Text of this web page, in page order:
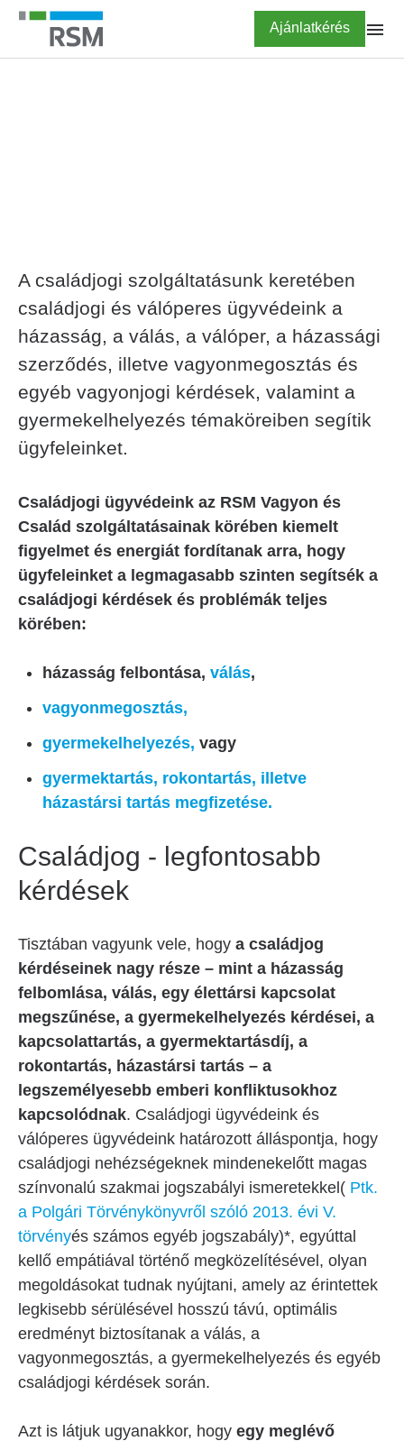
Ugrás
tartalomra
Highlighted
Ajánlatkérés
A családjogi szolgáltatásunk keretében
családjogi és válóperes ügyvédeink a
házasság, a válás, a válóper, a házassági
szerződés, illetve vagyonmegosztás és
egyéb vagyonjogi kérdések, valamint a
gyermekelhelyezés témaköreiben segítik
ügyfeleinket.
Családjogi ügyvédeink az RSM Vagyon és
Család szolgáltatásainak körében kiemelt
figyelmet és energiát fordítanak arra, hogy
ügyfeleinket a legmagasabb szinten segítsék a
családjogi kérdések és problémák teljes
körében:
házasság felbontása, válás,
vagyonmegosztás,
gyermekelhelyezés, vagy
gyermektartás, rokontartás, illetve
házastársi tartás megfizetése.
Családjog - legfontosabb
kérdések
Tisztában vagyunk vele, hogy a családjog
kérdéseinek nagy része – mint a házasság
felbomlása, válás, egy élettársi kapcsolat
megszűnése, a gyermekelhelyezés kérdései, a
kapcsolattartás, a gyermektartásdíj, a
rokontartás, házastársi tartás – a
legszemélyesebb emberi konfliktusokhoz
kapcsolódnak. Családjogi ügyvédeink és
válóperes ügyvédeink határozott álláspontja, hogy
családjogi nehézségeknek mindenekelőtt magas
színvonalú szakmai jogszabályi ismeretekkel( Ptk.
a Polgári Törvénykönyvről szóló 2013. évi V.
törvényés számos egyéb jogszabály)*, egyúttal
kellő empátiával történő megközelítésével, olyan
megoldásokat tudnak nyújtani, amely az érintettek
legkisebb sérülésével hosszú távú, optimális
eredményt biztosítanak a válás, a
vagyonmegosztás, a gyermekelhelyezés és egyéb
családjogi kérdések során.
Azt is látjuk ugyanakkor, hogy egy meglévő